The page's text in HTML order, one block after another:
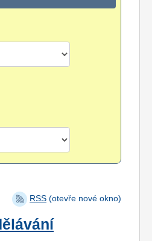
RSS (otevře nové okno)